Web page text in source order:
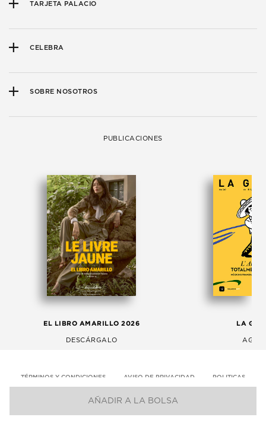
AÑADIR A LA BOLSA
TARJETA PALACIO
CELEBRA
SOBRE NOSOTROS
PUBLICACIONES
EL LIBRO AMARILLO 2026
DESCÁRGALO
LA
TÉRMINOS Y CONDICIONES AVISO DE PRIVACIDAD POLITICAS